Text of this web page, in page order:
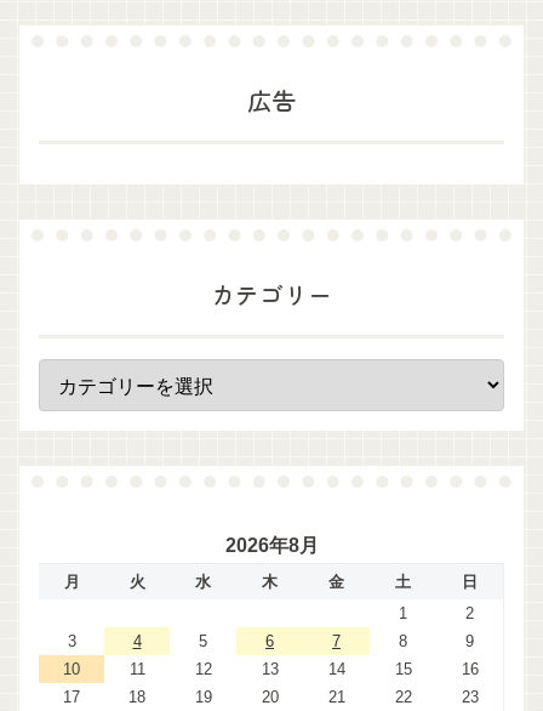
広告
カテゴリー
2026年8月
月 火 水 木 金 土
日
1
2
3
4 5 6 7 8
9
10
11 12 13 14 15
16
17
18 19 20 21 22
23